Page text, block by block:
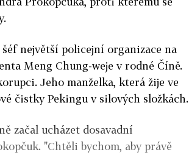
největší policejní organizace na
Meng Chung-weje v rodné Číně.
Jeho manželka, která žije ve
čistky Pekingu v silových složkách.
začal ucházet dosavadní
"Chtěli bychom, aby právě